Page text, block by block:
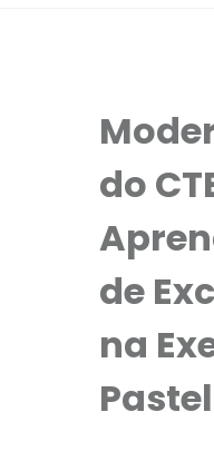
do
de
na